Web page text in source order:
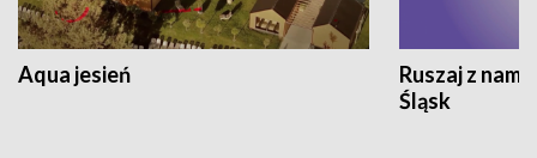
Aqua jesień
Ruszaj z
Śląsk